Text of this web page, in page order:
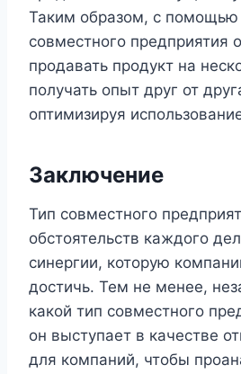
Таким образом, с помощью
совместного предприятия
продавать продукт на
получать опыт друг от
оптимизируя
Заключение
Тип совместного
обстоятельств каждого
синергии, которую
достичь. Тем не менее,
какой тип совместного
он выступает в качестве
для компаний, чтобы